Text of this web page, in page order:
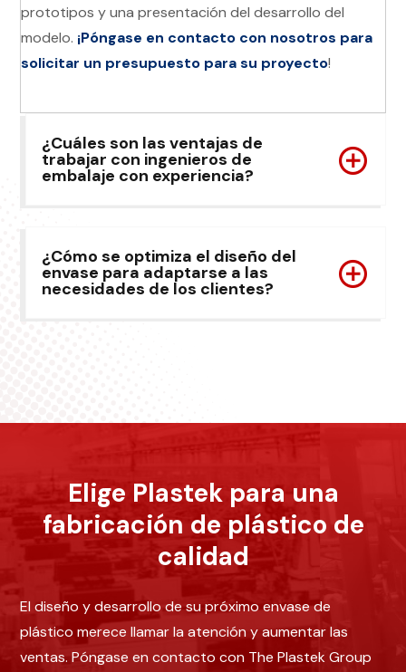
prototipos y una presentación del desarrollo del
modelo. ¡Póngase en contacto con nosotros para
solicitar un presupuesto para su proyecto!
¿Cuáles son las ventajas de
trabajar con ingenieros de
embalaje con experiencia?
¿Cómo se optimiza el diseño del
envase para adaptarse a las
necesidades de los clientes?
Elige Plastek para una
fabricación de plástico de
calidad
El diseño y desarrollo de su próximo envase de
plástico merece llamar la atención y aumentar las
ventas. Póngase en contacto con The Plastek Group